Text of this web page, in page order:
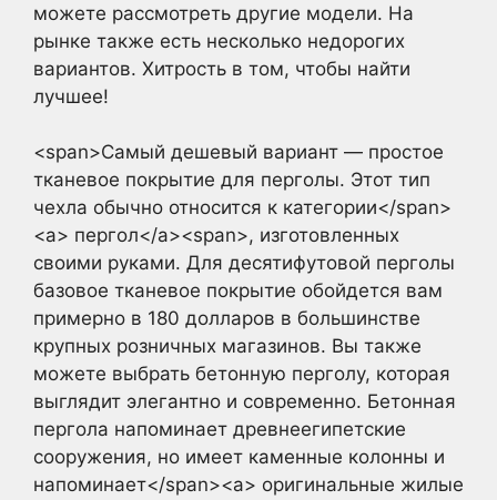
можете рассмотреть другие модели. На
рынке также есть несколько недорогих
вариантов. Хитрость в том, чтобы найти
лучшее!
<span>Самый дешевый вариант — простое
тканевое покрытие для перголы. Этот тип
чехла обычно относится к категории</span>
<a> пергол</a><span>, изготовленных
своими руками. Для десятифутовой перголы
базовое тканевое покрытие обойдется вам
примерно в 180 долларов в большинстве
крупных розничных магазинов. Вы также
можете выбрать бетонную перголу, которая
выглядит элегантно и современно. Бетонная
пергола напоминает древнеегипетские
сооружения, но имеет каменные колонны и
напоминает</span><a> оригинальные жилые